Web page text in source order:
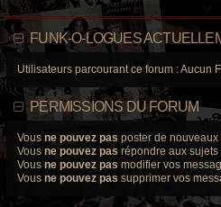
FUNK-O-LOGUES
Utilisateurs parcourant ce forum : Aucun
PERMISSIONS DU FORUM
Vous ne pouvez pas poster de nouveaux
Vous ne pouvez pas répondre aux sujets
Vous ne pouvez pas modifier vos
Vous ne pouvez pas supprimer vos